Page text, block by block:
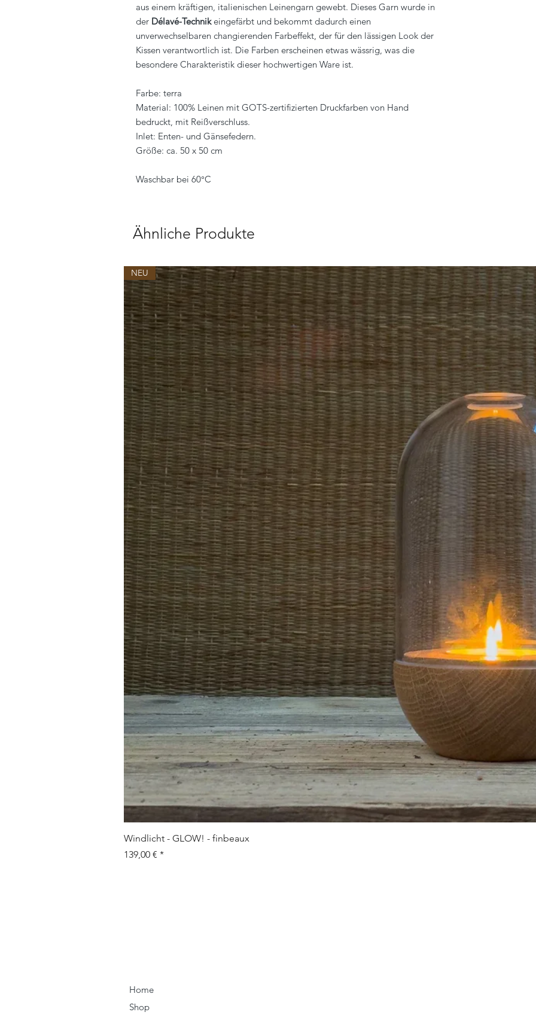
aus einem kräftigen, italienischen Leinengarn gewebt. Dieses Garn wurde in
der Délavé-Technikeingefärbt und bekommt dadurch einen
unverwechselbaren changierenden Farbeffekt, der für den lässigen Look der
Kissen verantwortlich ist. Die Farben erscheinen etwas wässrig, was die
besondere Charakteristik dieser hochwertigen Ware ist.
Farbe: terra
Material: 100% Leinen mit GOTS-zertifizierten Druckfarben von Hand
bedruckt, mit Reißverschluss.
Inlet: Enten- und Gänsefedern.
Größe: ca. 50 x 50 cm
Waschbar bei 60°C
Ähnliche Produkte
NEU
Windlicht - GLOW! - finbeaux
Preis
139,00 €
Home
Shop